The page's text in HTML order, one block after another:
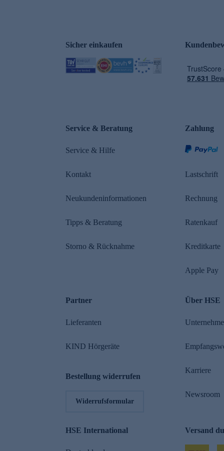
Sicher einkaufen
Service & Beratung
Service & Hilfe
Kontakt
Neukundeninformationen
Tipps & Beratung
Storno & Rücknahme
Zahlung
Lastschrift
Rechnung
Ratenkauf
Kreditkarte
Apple Pay
Partner
Lieferanten
KIND Hörgeräte
Bestellung widerrufen
Widerrufsformular
Über HSE
Karriere
Newsroom
HSE International Versand